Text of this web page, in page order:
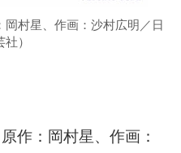
岡村星、作画：沙村広明／日
）
作：岡村星、作画：